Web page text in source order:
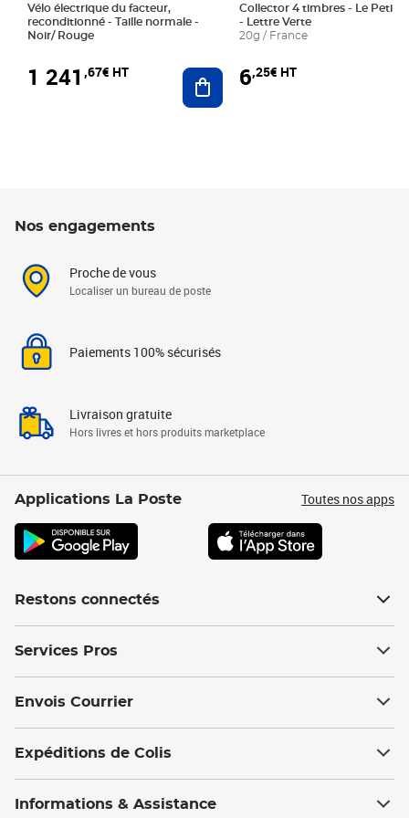
Vélo électrique du facteur,
reconditionné - Taille normale -
Noir/ Rouge
1 241 ,67€ HT Ajouter au panier
Collector 4 timbres - Le Petit
- Lettre Verte
20g / France
6,25€ HT
Nos engagements
Proche de vous
Localiser un bureau de poste
Paiements 100% sécurisés
Livraison gratuite
Hors livres et hors produits marketplace
Applications La Poste Toutes nos apps
Restons connectés
Services Pros
Envois Courrier
Expéditions de Colis
Informations & Assistance